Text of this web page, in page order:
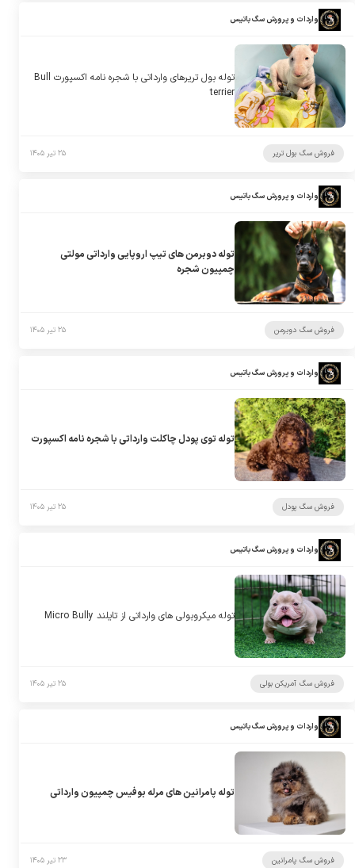
واردات و پرورش سگ باتیس
توله بول تریرهای وارداتی با شجره نامه اکسپورت Bull
terrier
فروش سگ بول تریر ۲۵ تیر ۱۴۰۵
واردات و پرورش سگ باتیس
توله دوبرمن های تیپ اروپایی وارداتی مولتی
چمپیون شجره
فروش سگ دوبرمن ۲۵ تیر ۱۴۰۵
واردات و پرورش سگ باتیس
توله توی پودل چاکلت وارداتی با شجره نامه اکسپورت
فروش سگ پودل ۲۵ تیر ۱۴۰۵
واردات و پرورش سگ باتیس
توله میکروبولی های وارداتی از تایلند Micro Bully
فروش سگ آمریکن بولی ۲۵ تیر ۱۴۰۵
واردات و پرورش سگ باتیس
توله پامرانین های مرله بوفیس چمپیون وارداتی
فروش سگ پامرانین ۲۳ تیر ۱۴۰۵